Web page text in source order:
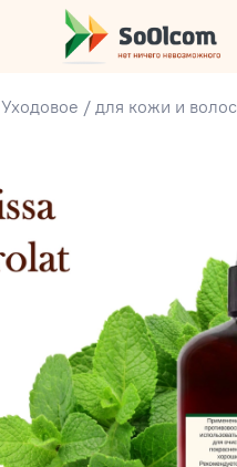
Уходовое / для кожи и волос